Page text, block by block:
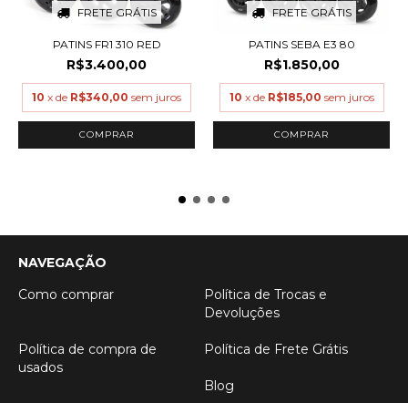
FRETE GRÁTIS
PATINS FR1 310 RED
R$3.400,00
10 x de R$340,00 sem juros
COMPRAR
FRETE GRÁTIS
PATINS SEBA E3 80
R$1.850,00
10 x de R$185,00 sem juros
COMPRAR
NAVEGAÇÃO
Como comprar
Política de Trocas e
Devoluções
Política de compra de
usados
Política de Frete Grátis
Blog